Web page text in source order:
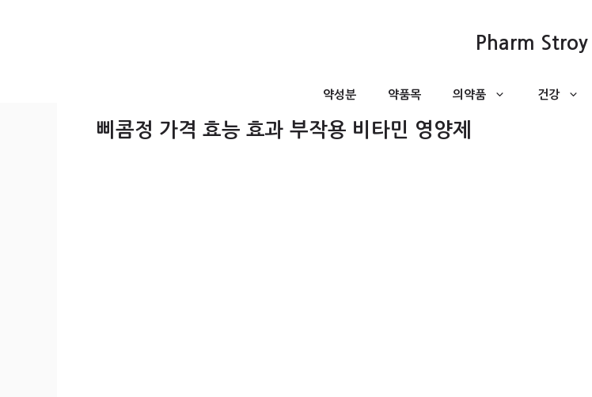
Pharm Stroy
약성분 약품목 의약품 건강
삐콤정 가격 효능 효과 부작용 비타민 영양제